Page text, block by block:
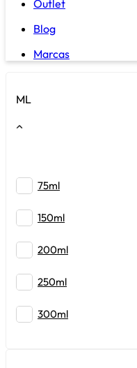
Outlet
Blog
Marcas
ML
75ml
150ml
200ml
250ml
300ml